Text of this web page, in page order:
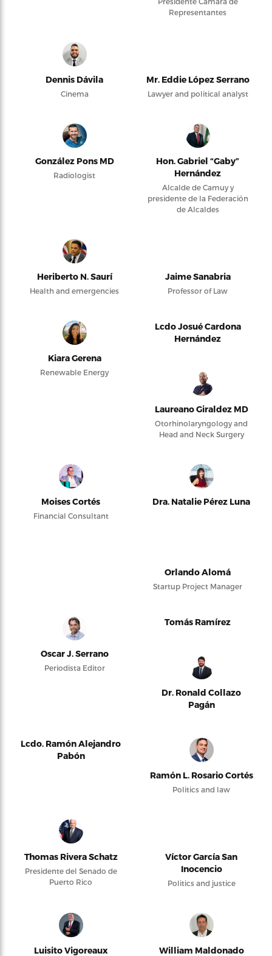
Representantes
Dennis Dávila
Cinema
Mr. Eddie López Serrano
Lawyer and political analyst
González Pons MD
Radiologist
Hon. Gabriel “Gaby”
Hernández
Alcalde de Camuy y
presidente de la Federación
de Alcaldes
Heriberto N. Saurí
Health and emergencies
Jaime Sanabria
Professor of Law
Kiara Gerena
Renewable Energy
Lcdo Josué Cardona
Hernández
Laureano Giraldez MD
Otorhinolaryngology and
Head and Neck Surgery
Moises Cortés
Financial Consultant
Dra. Natalie Pérez Luna
Orlando Alomá
Startup Project Manager
Oscar J. Serrano
Periodista Editor
Tomás Ramírez
Dr. Ronald Collazo
Pagán
Lcdo. Ramón Alejandro
Pabón
Ramón L. Rosario Cortés
Politics and law
Thomas Rivera Schatz
Presidente del Senado de
Puerto Rico
Víctor García San
Inocencio
Politics and justice
Luisito Vigoreaux William Maldonado